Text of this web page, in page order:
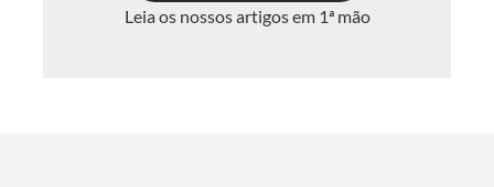
Leia os nossos artigos em 1ª mão